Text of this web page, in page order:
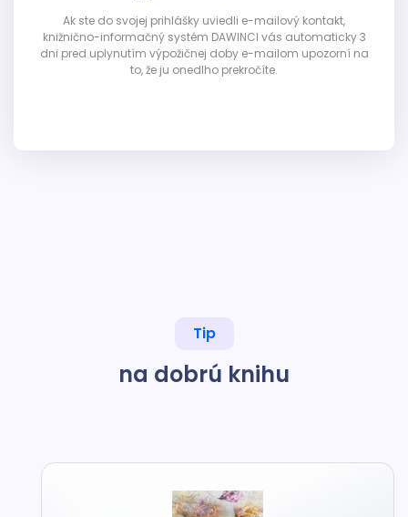
Ak ste do svojej prihlášky uviedli e-mailový kontakt,
knižnično-informačný systém DAWINCI vás automaticky 3
dni pred uplynutím výpožičnej doby e-mailom upozorní na
to, že ju onedlho prekročíte.
Tip
na dobrú knihu